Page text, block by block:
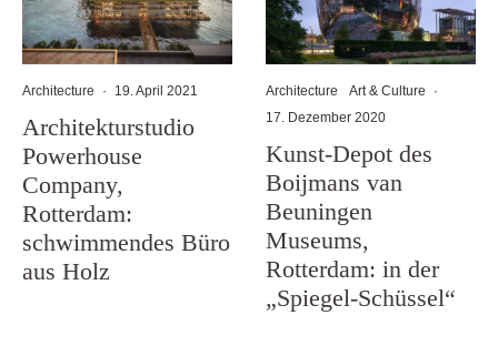
Architecture · 19. April 2021
Architekturstudio
Powerhouse
Company,
Rotterdam:
schwimmendes Büro
aus Holz
Architecture Art & Culture
·
17. Dezember 2020
Kunst-Depot des
Boijmans van
Beuningen
Museums,
Rotterdam: in der
„Spiegel-Schüssel“